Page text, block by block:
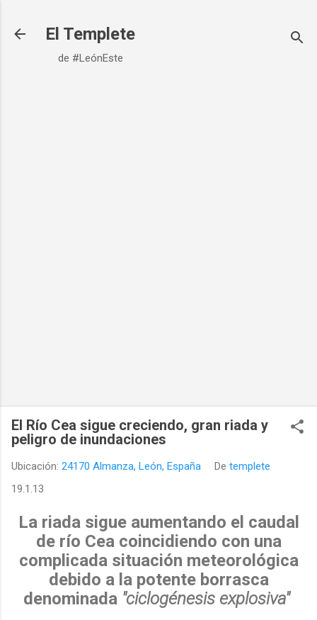
El Templete
de #LeónEste
El Río Cea sigue creciendo, gran riada y
peligro de inundaciones
Ubicación: 24170 Almanza, León, España De templete
19.1.13
La riada sigue aumentando el caudal
de río Cea coincidiendo con una
complicada situación meteorológica
debido a la potente borrasca
denominada "ciclogénesis explosiva"